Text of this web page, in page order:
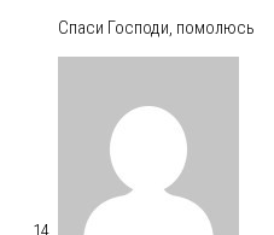
Спаси Господи, помолюсь